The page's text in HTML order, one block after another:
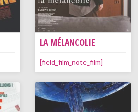
LA MÉLANCOLIE
[field_film_note_film]